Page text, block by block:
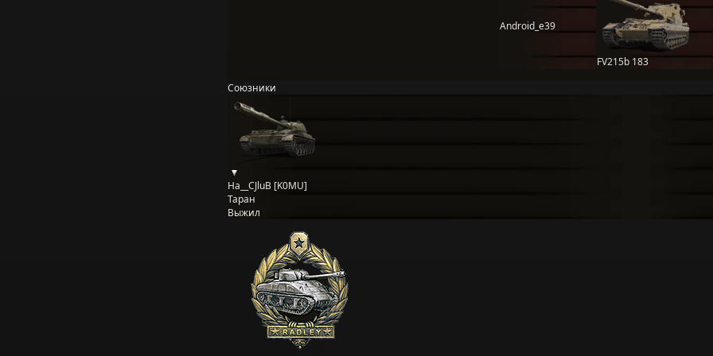
Android_e39
FV215b 183
Союзники
Ha__CJluB [K0MU]
Таран
Выжил